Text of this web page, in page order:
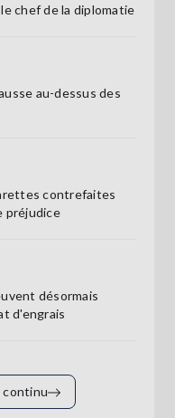
chef de la diplomatie
au-dessus des
contrefaites
préjudice
désormais
d'engrais
continu